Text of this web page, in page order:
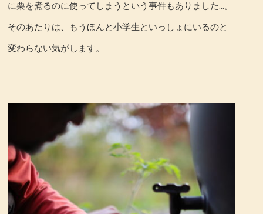
に栗を煮るのに使ってしまうという事件もありました…。
そのあたりは、もうほんと小学生といっしょにいるのと
変わらない気がします。